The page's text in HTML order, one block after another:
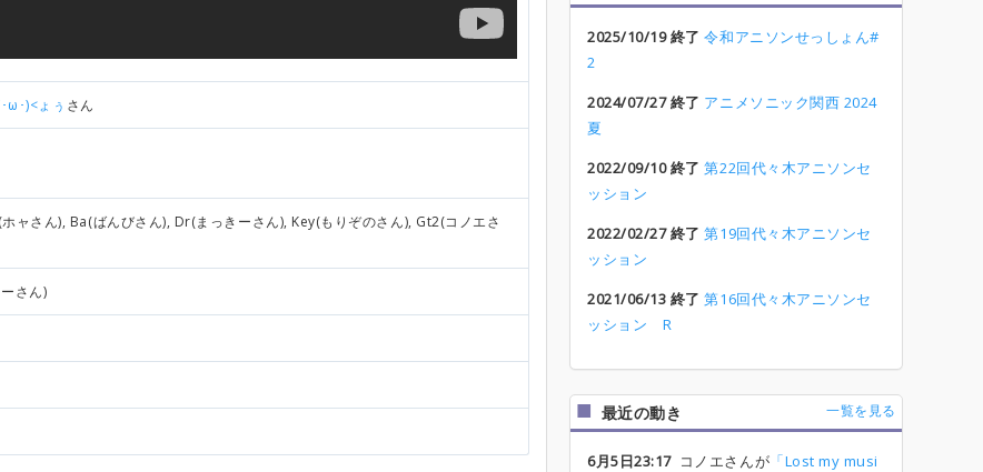
ω･)<ょぅ さん
ャさん), Ba(ばんびさん), Dr(まっきーさん), Key(もりぞのさん), Gt2(コノエさ
さん)
2025/10/19 終了 令和アニソンせっしょん#
2
2024/07/27 終了 アニメソニック関西 2024
夏
2022/09/10 終了 第22回代々木アニソンセ
ッション
2022/02/27 終了 第19回代々木アニソンセ
ッション
2021/06/13 終了 第16回代々木アニソンセ
ッション R
最近の動き 一覧を見る
6月5日23:17コノエさんが 「Lost my musi